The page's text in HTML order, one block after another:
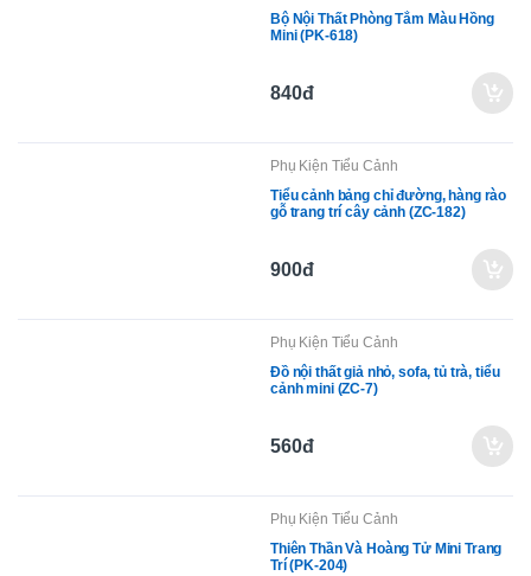
Bộ Nội Thất Phòng Tắm Màu Hồng
Mini (PK-618)
840đ
Phụ Kiện Tiểu Cảnh
Tiểu cảnh bảng chỉ đường, hàng rào
Phụ Kiện Tiểu Cảnh